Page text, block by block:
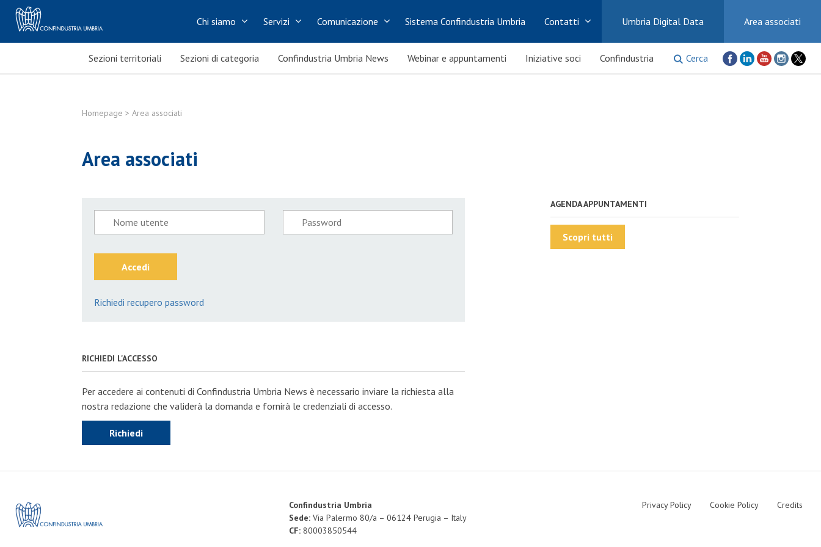
Chi siamo Servizi Comunicazione Sistema Confindustria Umbria Contatti Umbria Digital Data Area associati
Sezioni territoriali Sezioni di categoria Confindustria Umbria News Webinar e appuntamenti Iniziative soci Confindustria Cerca
Homepage > Area associati
Area associati
Accedi
Richiedi recupero password
RICHIEDI L'ACCESSO
Per accedere ai contenuti di Confindustria Umbria News è necessario inviare la richiesta alla
nostra redazione che validerà la domanda e fornirà le credenziali di accesso.
Richiedi
AGENDA APPUNTAMENTI
Scopri tutti
Confindustria Umbria
Sede: Via Palermo 80/a – 06124 Perugia – Italy
CF: 80003850544
Privacy Policy Cookie Policy Credits